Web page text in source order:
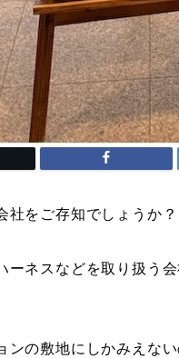
社をご存知でしょうか？
ーネスなどを取り扱う
ンの敷地にしかみえな